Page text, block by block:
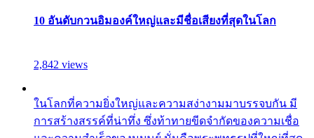
10 อันดับกวนอิมองค์ใหญ่และมีชื่อเสียงที่สุดในโลก
2,842 views
ในโลกที่ความยิ่งใหญ่และความสง่างามมาบรรจบกัน มี
การสร้างสรรค์ที่น่าทึ่ง ซึ่งท้าทายขีดจำกัดของความเชื่อ